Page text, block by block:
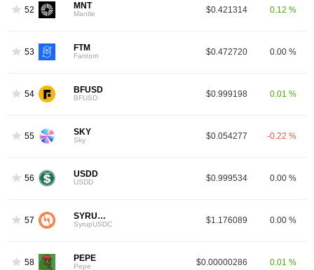
52 MNT
Mantle $0.421314 0.12 %
53 FTM
Fantom $0.472720 0.00 %
54 BFUSD
BFUSD $0.999198 0.01 %
55 SKY
Sky $0.054277 -0.22 %
56 USDD
USDD $0.999534 0.00 %
57 SYRUPUSDC
SyrupUSDC $1.176089 0.00 %
58 PEPE
Pepe $0.00000286 0.01 %